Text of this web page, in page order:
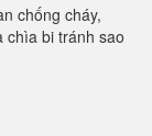
chống cháy,
bi tránh sao